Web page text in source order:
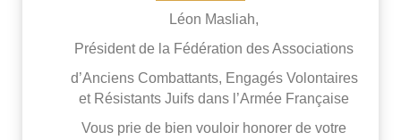
Léon Masliah,
Président de la Fédération des Associations
d’Anciens Combattants, Engagés Volontaires
et Résistants Juifs dans l’Armée Française
Vous prie de bien vouloir honorer de votre